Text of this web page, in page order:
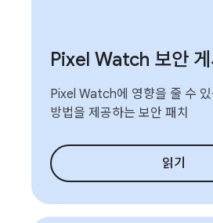
Pixel Watch 보안
Pixel Watch에 영향을 줄 수
방법을 제공하는 보안 패치
읽기